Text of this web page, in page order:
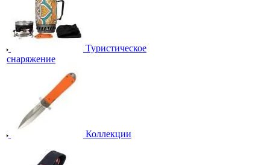
Туристическое
снаряжение
Коллекции